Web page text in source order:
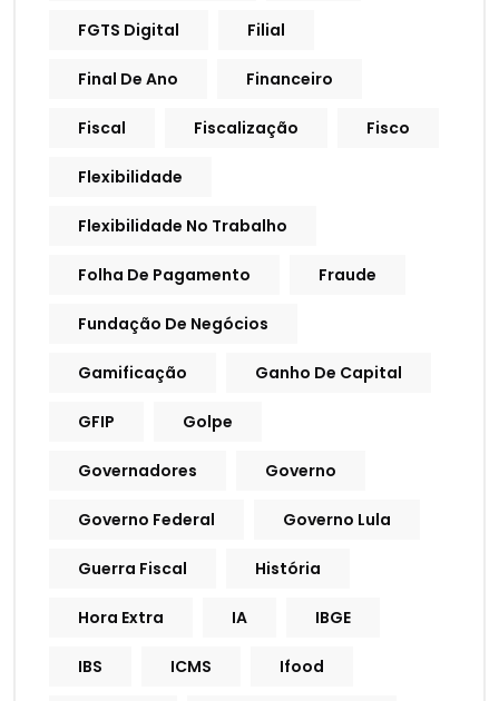
FGTS Digital Filial
Final De Ano Financeiro
Fiscal Fiscalização Fisco
Flexibilidade
Flexibilidade No Trabalho
Folha De Pagamento Fraude
Fundação De Negócios
Gamificação Ganho De Capital
GFIP Golpe
Governadores Governo
Governo Federal Governo Lula
Guerra Fiscal História
Hora Extra IA IBGE
IBS ICMS Ifood